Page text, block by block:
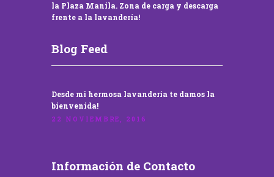
la Plaza Manila. Zona de carga y descarga
frente a la lavandería!
Blog Feed
Desde mi hermosa lavandería te damos la
bienvenida!
22 NOVIEMBRE, 2016
Información de Contacto